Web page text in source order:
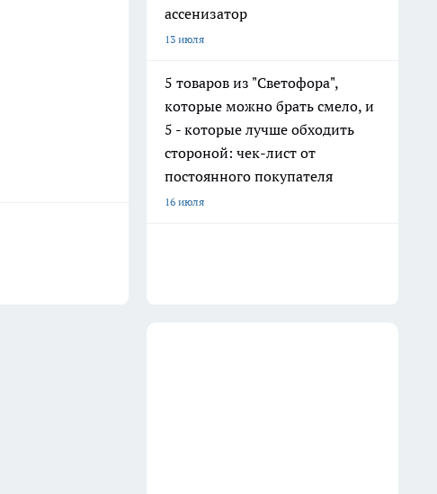
ассенизатор
13 июля
5 товаров из "Светофора",
которые можно брать смело, и
5 - которые лучше обходить
стороной: чек-лист от
постоянного покупателя
16 июля